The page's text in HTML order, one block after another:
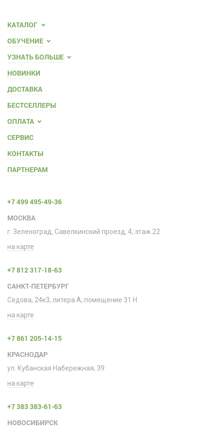
КАТАЛОГ
ОБУЧЕНИЕ
УЗНАТЬ БОЛЬШЕ
НОВИНКИ
ДОСТАВКА
БЕСТСЕЛЛЕРЫ
ОПЛАТА
СЕРВИС
КОНТАКТЫ
ПАРТНЕРАМ
+7 499 495-49-36
МОСКВА
г. Зеленоград, Савелкинский проезд, 4, этаж 22
на карте
+7 812 317-18-63
САНКТ-ПЕТЕРБУРГ
Седова, 24к3, литера А, помещение 31 H
на карте
+7 861 205-14-15
КРАСНОДАР
ул. Кубанская Набережная, 39
на карте
+7 383 383-61-63
НОВОСИБИРСК